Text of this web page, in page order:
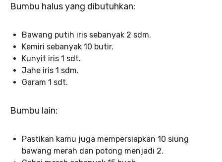
Bumbu halus yang dibutuhkan:
Bawang putih iris sebanyak 2 sdm.
Kemiri sebanyak 10 butir.
Kunyit iris 1 sdt.
Jahe iris 1 sdm.
Garam 1 sdt.
Bumbu lain:
Pastikan kamu juga mempersiapkan 10 siung
bawang merah dan potong menjadi 2.